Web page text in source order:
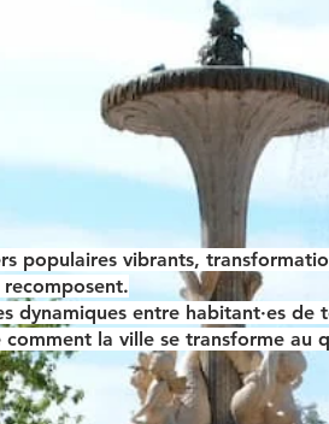
populaires vibrants,
dynamiques entre habitant·es de
la ville se transforme au